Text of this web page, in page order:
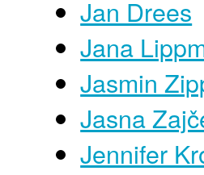
Jan Drees
Jana
Jasmin
Jasna
Jennifer